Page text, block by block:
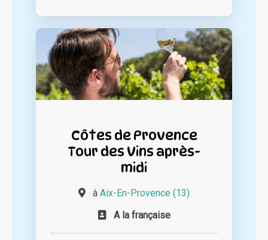
Côtes de Provence
Tour des Vins après-
midi
à Aix-En-Provence (13)
A la française